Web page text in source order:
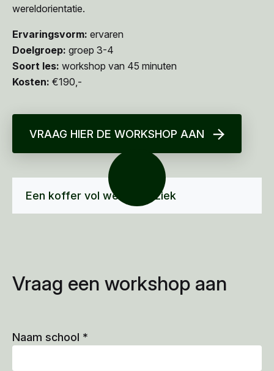
wereldorientatie.
Ervaringsvorm: ervaren
Doelgroep: groep 3-4
Soort les: workshop van 45 minuten
Kosten: €190,-
VRAAG HIER DE WORKSHOP AAN
Een koffer vol wereldmuziek
Vraag een workshop aan
Naam school *